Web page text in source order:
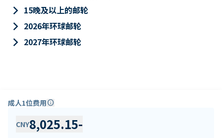
keyboard_arrow_right 15晚及以上的邮轮
keyboard_arrow_right 2026年环球邮轮
keyboard_arrow_right 2027年环球邮轮
成人1位费用info
CNY8,025.15-